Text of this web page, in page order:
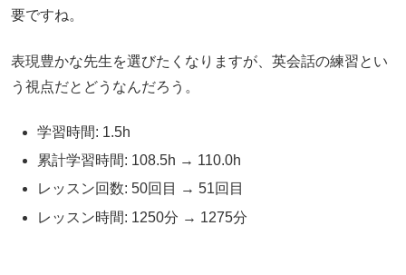
要ですね。
表現豊かな先生を選びたくなりますが、英会話の練習とい
う視点だとどうなんだろう。
学習時間: 1.5h
累計学習時間: 108.5h → 110.0h
レッスン回数: 50回目 → 51回目
レッスン時間: 1250分 → 1275分